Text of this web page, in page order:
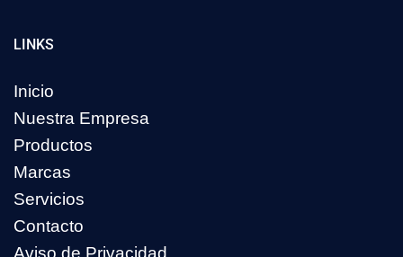
LINKS
Inicio
Nuestra Empresa
Productos
Marcas
Servicios
Contacto
Aviso de Privacidad